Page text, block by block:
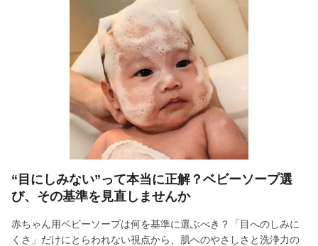
“目にしみない”って本当に正解？ベビーソープ選
び、その基準を見直しませんか
赤ちゃん用ベビーソープは何を基準に選ぶべき？「目へのしみに
くさ」だけにとらわれない視点から、肌へのやさしさと洗浄力の